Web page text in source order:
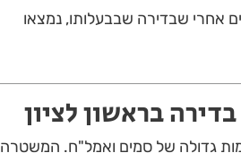
אחרי שבדירה שבבעלותו, נמצאו
בראשון לציון
גדולה של סמים ואמל"ח. המשטרה